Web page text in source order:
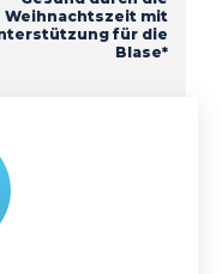
Weihnachtszeit mit
für die
Blase*